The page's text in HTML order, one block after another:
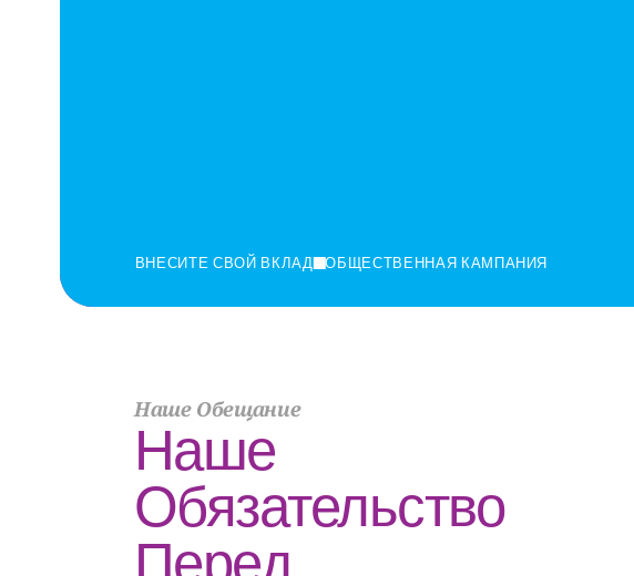
ВНЕСИТЕ СВОЙ ВКЛАД ОБЩЕСТВЕННАЯ КАМПАНИЯ
Наше Обещание
Наше
Обязательство